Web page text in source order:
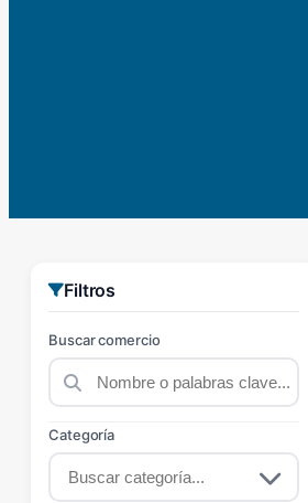
Filtros
Buscar comercio
Categoría